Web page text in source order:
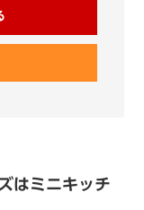
はミニキッチ